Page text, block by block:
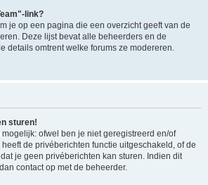
link?
je op een pagina die een overzicht geeft van de
Deze lijst bevat alle beheerders en de
details omtrent welke forums ze modereren.
sturen!
ofwel ben je niet geregistreerd en/of
de privéberichten functie uitgeschakeld, of de
je geen privéberichten kan sturen. Indien dit
contact op met de beheerder.